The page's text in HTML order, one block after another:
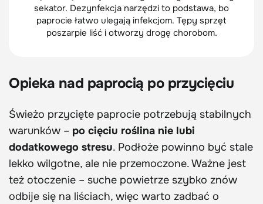
sekator. Dezynfekcja narzędzi to podstawa, bo
paprocie łatwo ulegają infekcjom. Tępy sprzęt
poszarpie liść i otworzy drogę chorobom.
Opieka nad paprocią po przycięciu
Świeżo przycięte paprocie potrzebują stabilnych
warunków – po cięciu roślina nie lubi
dodatkowego stresu. Podłoże powinno być stale
lekko wilgotne, ale nie przemoczone. Ważne jest
też otoczenie – suche powietrze szybko znów
odbije się na liściach, więc warto zadbać o